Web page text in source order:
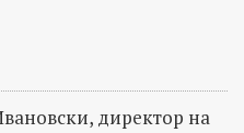
директор на